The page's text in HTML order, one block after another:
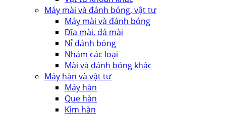
Máy mài và đánh bóng, vật tư
Máy mài và đánh bóng
Đĩa mài, đá mài
Nỉ đánh bóng
Nhám các loại
Mài và đánh bóng khác
Máy hàn và vật tư
Máy hàn
Que hàn
Kìm hàn